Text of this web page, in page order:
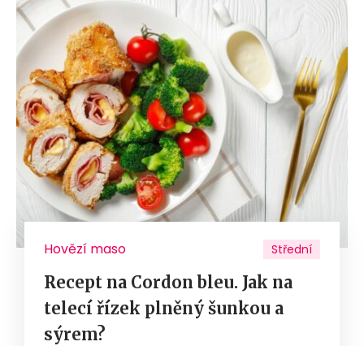
Hovězí maso Střední
Recept na Cordon bleu. Jak na
telecí řízek plněný šunkou a
sýrem?